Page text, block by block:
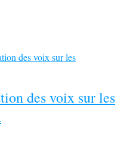
des voix sur les